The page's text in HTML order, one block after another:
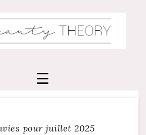
pour juillet 2025